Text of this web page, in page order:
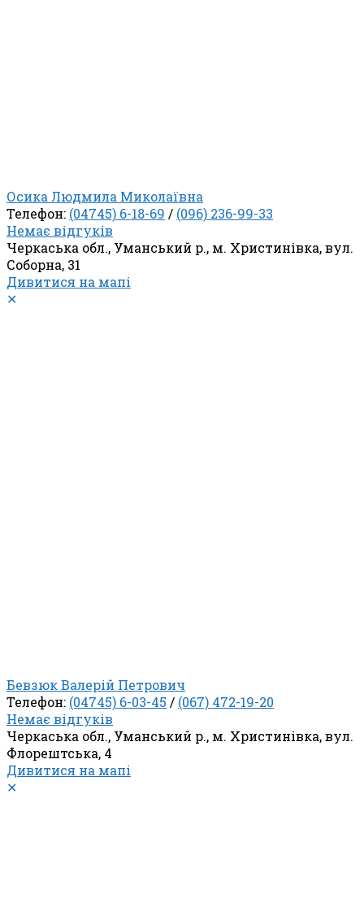
Осика Людмила Миколаївна
Телефон: (04745) 6-18-69 / (096) 236-99-33
Немає відгуків
Черкаська обл., Уманський р., м. Христинівка, вул.
Соборна, 31
Дивитися на мапі
✕
Бевзюк Валерій Петрович
Телефон: (04745) 6-03-45 / (067) 472-19-20
Немає відгуків
Черкаська обл., Уманський р., м. Христинівка, вул.
Флорештська, 4
Дивитися на мапі
✕